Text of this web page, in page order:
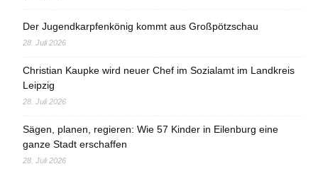
Der Jugendkarpfenkönig kommt aus Großpötzschau
28. Juli 2026
Christian Kaupke wird neuer Chef im Sozialamt im Landkreis
Leipzig
28. Juli 2026
Sägen, planen, regieren: Wie 57 Kinder in Eilenburg eine
ganze Stadt erschaffen
28. Juli 2026